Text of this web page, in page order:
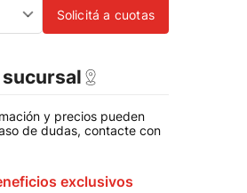
Solicitá a cuotas
y precios pueden
de dudas, contacte con
exclusivos